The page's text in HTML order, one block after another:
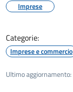
Imprese
Categorie:
Imprese e commercio
Ultimo aggiornamento: